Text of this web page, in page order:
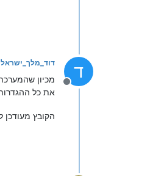
ד
מנותק
דוד_מלך_ישראל
מכיון
את כל
הקובץ מעודכן